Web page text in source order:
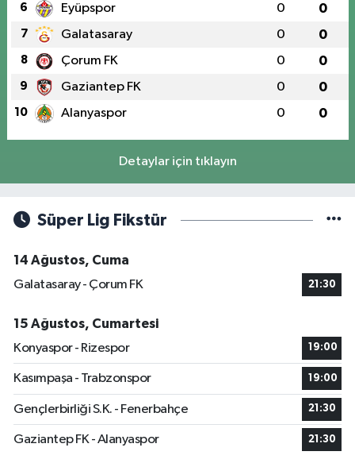
6 Eyüpspor 0 0
7 Galatasaray 0 0
8 Çorum FK 0 0
9 Gaziantep FK 0 0
10 Alanyaspor 0 0
Detaylar için tıklayın
Süper Lig Fikstür
14 Ağustos, Cuma
Galatasaray - Çorum FK
21:30
15 Ağustos, Cumartesi
Konyaspor - Rizespor
19:00
Kasımpaşa - Trabzonspor 19:00
Gençlerbirliği S.K. - Fenerbahçe 21:30
Gaziantep FK - Alanyaspor 21:30